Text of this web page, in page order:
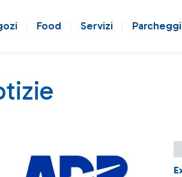
Food Servizi Parcheggi